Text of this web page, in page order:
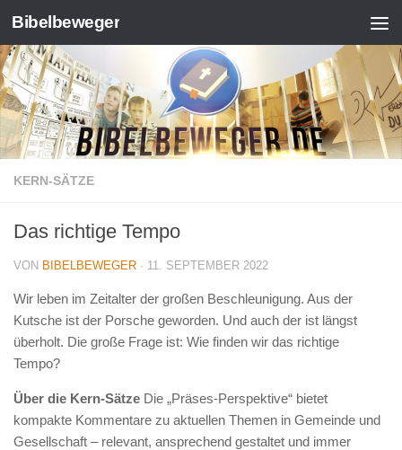
Zum Inhalt springen
Bibelbeweger
KERN-SÄTZE
Das richtige Tempo
VON BIBELBEWEGER · 11. SEPTEMBER 2022
Wir leben im Zeitalter der großen Beschleunigung. Aus der
Kutsche ist der Porsche geworden. Und auch der ist längst
überholt. Die große Frage ist: Wie finden wir das richtige
Tempo?
Über die Kern-Sätze Die „Präses-Perspektive“ bietet
kompakte Kommentare zu aktuellen Themen in Gemeinde und
Gesellschaft – relevant, ansprechend gestaltet und immer